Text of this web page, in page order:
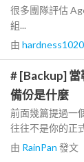
很多團隊評估
組...
由 hardness1020
# [Backup]
備份是什麼
前面幾篇提過一
往往不是你的正
由 RainPan 發文